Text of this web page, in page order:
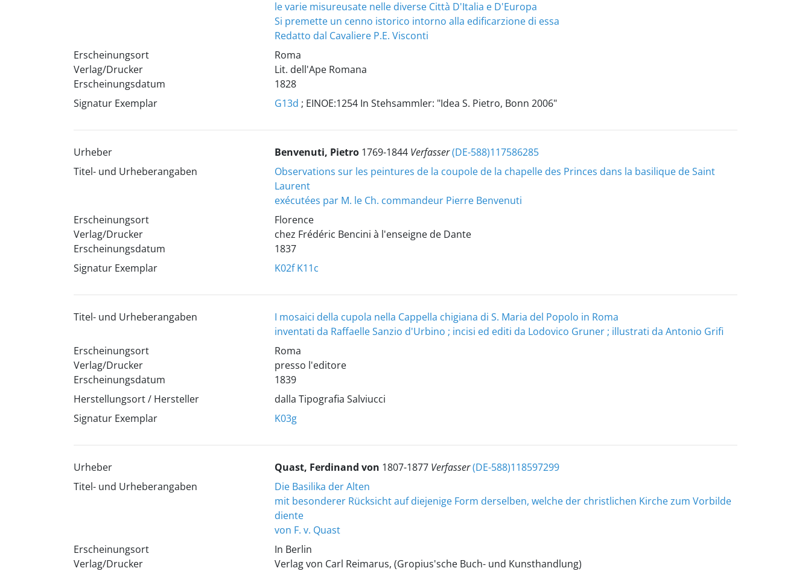
le varie misureusate nelle diverse Città D'Italia e D'Europa
Si premette un cenno istorico intorno alla edificarzione di essa
Redatto dal Cavaliere P.E. Visconti
Erscheinungsort
Verlag/Drucker
Erscheinungsdatum
Roma
Lit. dell'Ape Romana
1828
Signatur Exemplar
G13d ; EINOE:1254 In Stehsammler: "Idea S. Pietro, Bonn 2006"
Urheber Benvenuti, Pietro 1769-1844 Verfasser(DE-588)117586285
Titel- und Urheberangaben
Observations sur les peintures de la coupole de la chapelle des Princes dans la basilique de Saint
Laurent
exécutées par M. le Ch. commandeur Pierre Benvenuti
Erscheinungsort
Verlag/Drucker
Erscheinungsdatum
Florence
chez Frédéric Bencini à l'enseigne de Dante
1837
Signatur Exemplar
K02f K11c
Titel- und Urheberangaben
I mosaici della cupola nella Cappella chigiana di S. Maria del Popolo in Roma
inventati da Raffaelle Sanzio d'Urbino ; incisi ed editi da Lodovico Gruner ; illustrati da Antonio Grifi
Erscheinungsort
Verlag/Drucker
Erscheinungsdatum
Roma
presso l'editore
1839
Herstellungsort / Hersteller
dalla Tipografia Salviucci
Signatur Exemplar
K03g
Urheber Quast, Ferdinand von 1807-1877 Verfasser(DE-588)118597299
Titel- und Urheberangaben
Die Basilika der Alten
mit besonderer Rücksicht auf diejenige Form derselben, welche der christlichen Kirche zum Vorbilde
diente
von F. v. Quast
Erscheinungsort
Verlag/Drucker
In Berlin
Verlag von Carl Reimarus, (Gropius'sche Buch- und Kunsthandlung)